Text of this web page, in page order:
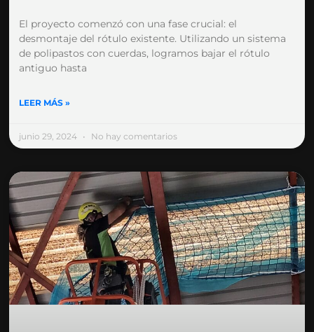
El proyecto comenzó con una fase crucial: el
desmontaje del rótulo existente. Utilizando un sistema
de polipastos con cuerdas, logramos bajar el rótulo
antiguo hasta
LEER MÁS »
junio 29, 2024 No hay comentarios